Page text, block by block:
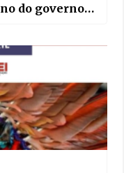
do governo